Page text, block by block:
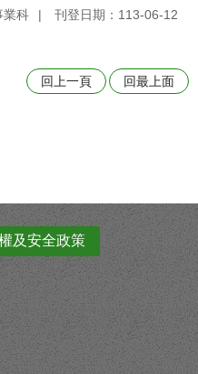
業科
刊登日期：113-06-12
回上一頁 回最上面
及安全政策